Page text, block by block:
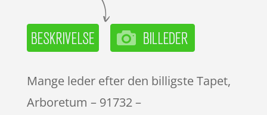
Mange leder efter den billigste Tapet,
Arboretum – 91732 –